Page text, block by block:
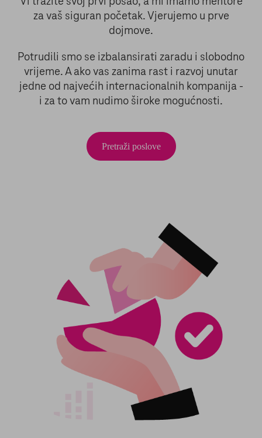
za vaš siguran početak. Vjerujemo u prve
dojmove.
Potrudili smo se izbalansirati zaradu i slobodno
vrijeme. A ako vas zanima rast i razvoj unutar
jedne od najvećih internacionalnih kompanija -
i za to vam nudimo široke mogućnosti.
Pretraži poslove